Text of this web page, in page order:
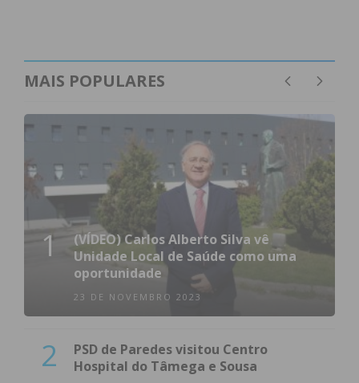
MAIS POPULARES
1
(VÍDEO) Carlos Alberto Silva vê
Unidade Local de Saúde como uma
oportunidade
23 DE NOVEMBRO 2023
2
PSD de Paredes visitou Centro
Hospital do Tâmega e Sousa